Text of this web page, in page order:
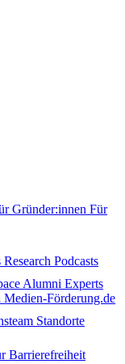
Gründer:innen Für
Research Podcasts
Alumni Experts
Medien-Förderung.de
Standorte
Barrierefreiheit